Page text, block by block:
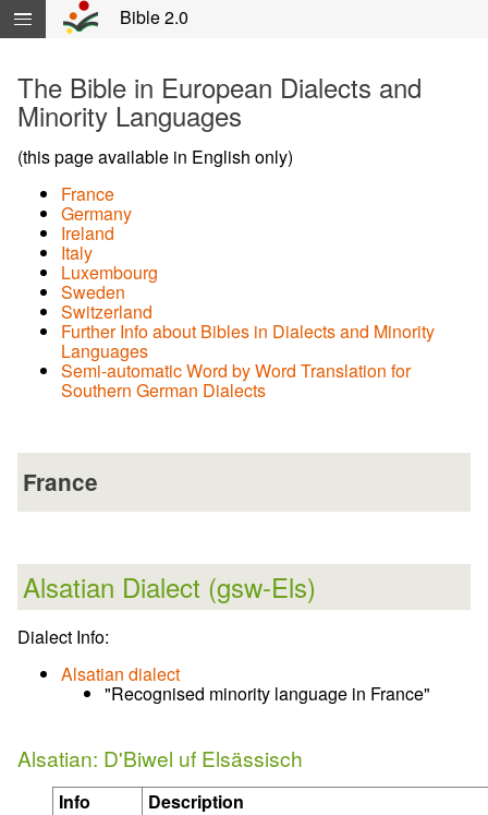
Skip
navigation
Contents...
Bible 2.0
The Bible in European Dialects and
Minority Languages
(this page available in English only)
France
Germany
Ireland
Italy
Luxembourg
Sweden
Switzerland
Further Info about Bibles in Dialects and Minority
Languages
Semi-automatic Word by Word Translation for
Southern German Dialects
France
Alsatian Dialect (gsw-Els)
Dialect Info:
Alsatian dialect
"Recognised minority language in France"
Alsatian: D'Biwel uf Elsässisch
Info
Description